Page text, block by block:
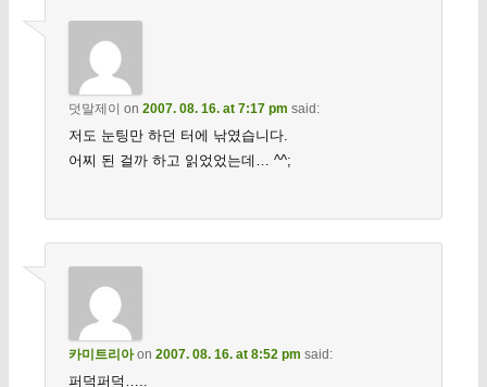
덧말제이 on 2007. 08. 16. at 7:17 pm said:
저도 눈팅만 하던 터에 낚였습니다.
어찌 된 걸까 하고 읽었었는데… ^^;
카미트리아on 2007. 08. 16. at 8:52 pm said:
퍼덕퍼덕…..